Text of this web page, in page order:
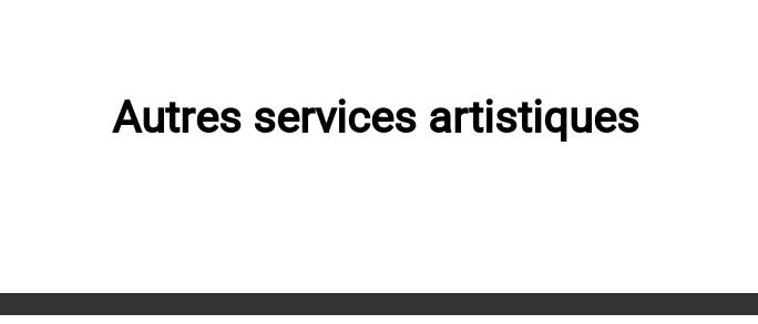
Autres services artistiques